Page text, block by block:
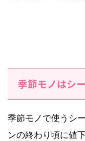
季節モノはシ
季節モノで使うシ
ンの終わり頃に値